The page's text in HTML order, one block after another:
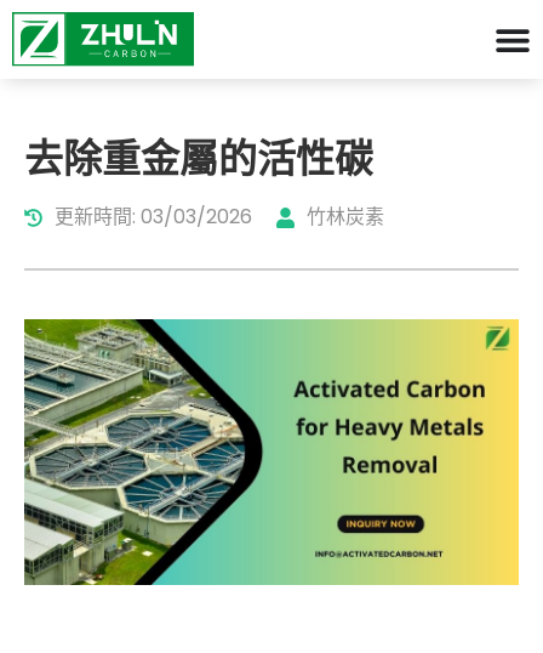
去除重金屬的活性碳
更新時間: 03/03/2026 竹林炭素